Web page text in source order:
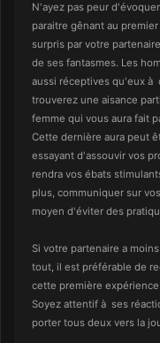
N'ayez pas peur
paraitre gênant au
surpris par votre
de ses fantasmes. Les
aussi réceptives qu'eux à
trouverez une aisance
femme qui vous aura fait
Cette dernière aura peut
essayant d'assouvir vos
rendra vos ébats
plus, communiquer sur
moyen d'éviter des
Si votre partenaire a
tout, il est préférable de
cette première
Soyez attentif à ses
porter tous deux vers la